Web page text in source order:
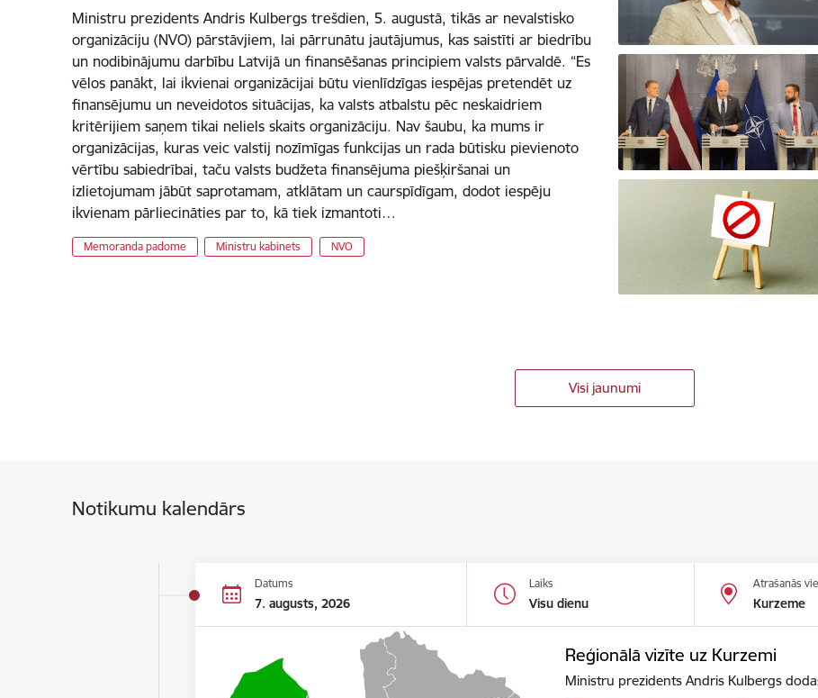
Ministru prezidents Andris Kulbergs trešdien, 5. augustā, tikās ar nevalstisko
organizāciju (NVO) pārstāvjiem, lai pārrunātu jautājumus, kas saistīti ar biedrību
un nodibinājumu darbību Latvijā un finansēšanas principiem valsts pārvaldē. “Es
vēlos panākt, lai ikvienai organizācijai būtu vienlīdzīgas iespējas pretendēt uz
finansējumu un neveidotos situācijas, ka valsts atbalstu pēc neskaidriem
kritērijiem saņem tikai neliels skaits organizāciju. Nav šaubu, ka mums ir
organizācijas, kuras veic valstij nozīmīgas funkcijas un rada būtisku pievienoto
vērtību sabiedrībai, taču valsts budžeta finansējuma piešķiršanai un
izlietojumam jābūt saprotamam, atklātam un caurspīdīgam, dodot iespēju
ikvienam pārliecināties par to, kā tiek izmantoti…
Memoranda padome Ministru kabinets NVO
Visi jaunumi
Notikumu kalendārs
Datums
7. augusts, 2026
Laiks
Visu dienu
Atrašanās
Kurzeme
Reģionālā vizīte uz Kurzemi
Ministru prezidents Andris Kulbergs